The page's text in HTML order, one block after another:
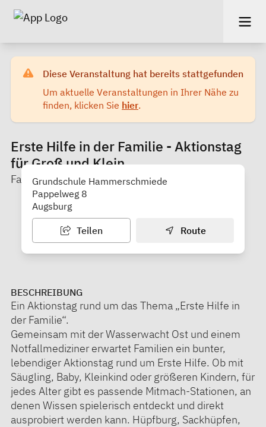
Diese Veranstaltung hat bereits stattgefunden
Um aktuelle Veranstaltungen in Ihrer Nähe zu
finden, klicken Sie hier.
Erste Hilfe in der Familie - Aktionstag
für Groß und Klein
Familienstützpunkt Hammerschmiede
Grundschule Hammerschmiede
Pappelweg 8
Augsburg
Teilen Route
BESCHREIBUNG
Ein Aktionstag rund um das Thema „Erste Hilfe in
der Familie“.
Gemeinsam mit der Wasserwacht Ost und einem
Notfallmediziner erwartet Familien ein bunter,
lebendiger Aktionstag rund um Erste Hilfe. Ob mit
Säugling, Baby, Kleinkind oder größeren Kindern, für
jedes Alter gibt es passende Mitmach-Stationen, an
denen Wissen spielerisch entdeckt und direkt
ausprobiert werden kann. Hüpfburg, Sackhüpfen,